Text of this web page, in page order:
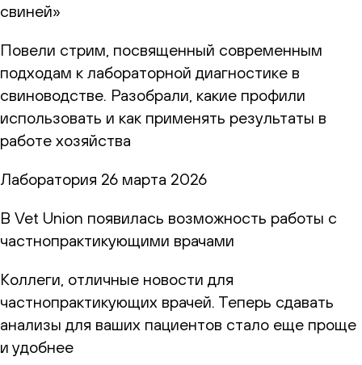
свиней»
Повели стрим, посвященный современным
подходам к лабораторной диагностике в
свиноводстве. Разобрали, какие профили
использовать и как применять результаты в
работе хозяйства
Лаборатория 26 марта 2026
В Vet Union появилась возможность работы с
частнопрактикующими врачами
Коллеги, отличные новости для
частнопрактикующих врачей. Теперь сдавать
анализы для ваших пациентов стало еще проще
и удобнее